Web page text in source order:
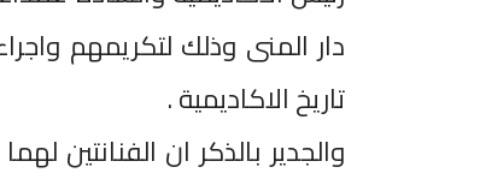
دار المنى وذلك لتكريمهم
تاريخ الاكاديمية .
والجدير بالذكر ان الفنانتين